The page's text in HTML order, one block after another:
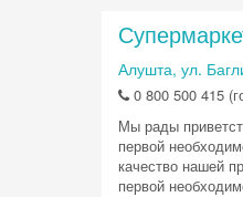
Алушта, ул.
0 800 500 415
Мы рады
первой
качество нашей
первой